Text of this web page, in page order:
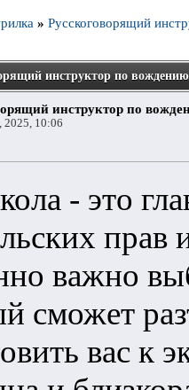
» Русскоговорящий
инструктор по
инструктор по
2025, 10:06
- это
прав
важно
сможет
вас к